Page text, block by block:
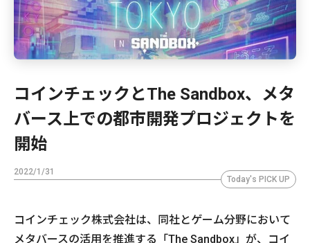
コインチェックとThe Sandbox、メタ
バース上での都市開発プロジェクトを
開始
2022/1/31
Today's PICK UP
コインチェック株式会社は、同社とゲーム分野において
メタバースの活用を推進する「The Sandbox」が、コイ